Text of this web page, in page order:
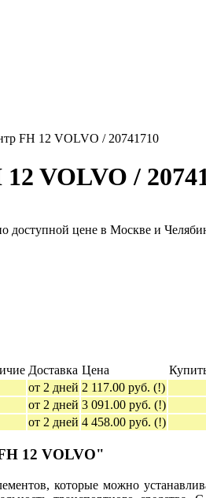
FH 12 VOLVO / 20741710
VOLVO /
Доставка Цена
от 2 дней 2 117.00 руб. (!)
от 2 дней 3 091.00 руб. (!)
от 2 дней 4 458.00 руб. (!)
12 VOLVO"
которые можно